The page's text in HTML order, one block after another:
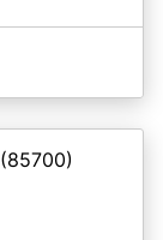
(85700)